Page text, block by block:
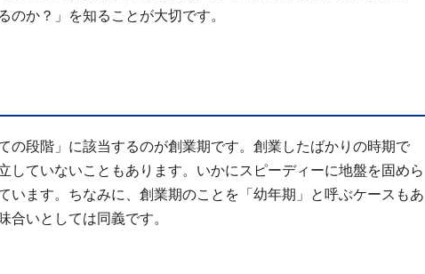
のか？」を知ることが大切です。
の段階」に該当するのが創業期です。創業したばかりの時期で
していないこともあります。いかにスピーディーに地盤を固めら
います。ちなみに、創業期のことを「幼年期」と呼ぶケースもあ
合いとしては同義です。